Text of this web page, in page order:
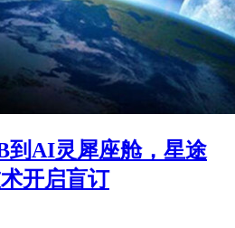
到AI灵犀座舱，星途
开启盲订